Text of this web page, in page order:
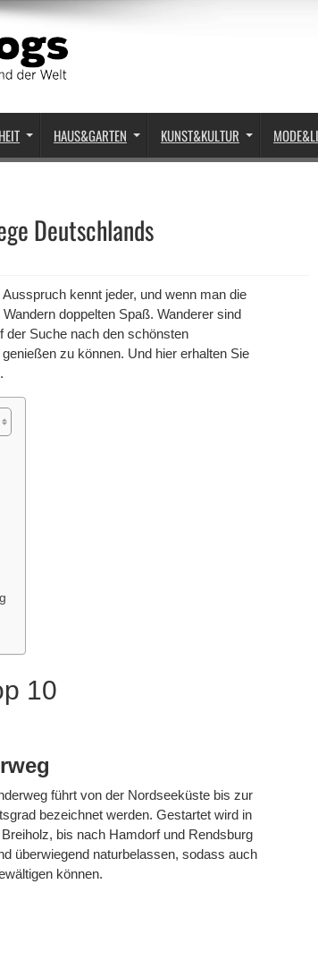
HAUS&GARTEN KUNST&KULTUR
Deutschlands
kennt jeder, und wenn man die
doppelten Spaß. Wanderer sind
der Suche nach den schönsten
zu können. Und hier erhalten Sie
10
führt von der Nordseeküste bis zur
bezeichnet werden. Gestartet wird in
bis nach Hamdorf und Rendsburg
überwiegend naturbelassen, sodass auch
können.